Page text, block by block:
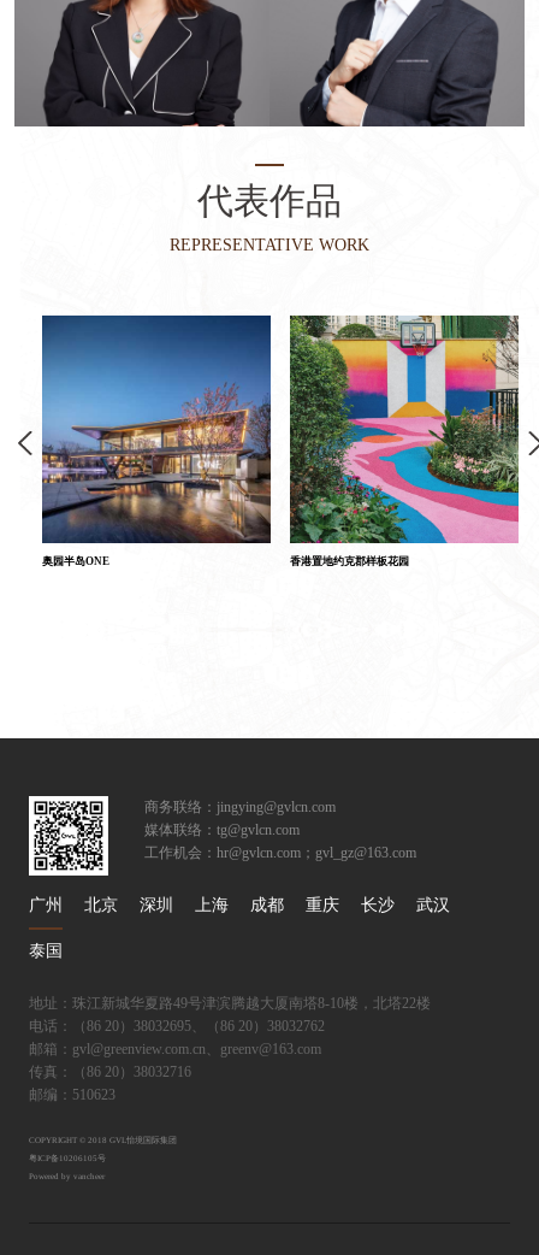
代表作品
REPRESENTATIVE WORK
园半岛ONE 香港置地约克郡样板花园
商务联络：jingying@gvlcn.com
媒体联络：tg@gvlcn.com
工作机会：hr@gvlcn.com；gvl_gz@163.com
广州 北京 深圳 上海 成都 重庆 长沙 武汉
泰国
地址：珠江新城华夏路49号津滨腾越大厦南塔8-10楼，北塔22楼
电话：（86 20）38032695、（86 20）38032762
邮箱：gvl@greenview.com.cn、greenv@163.com
传真：（86 20）38032716
邮编：510623
COPYRIGHT © 2018 GVL怡境国际集团
粤ICP备10206105号
Powered by vancheer